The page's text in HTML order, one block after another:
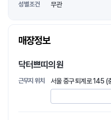
성별조건 무관
매장정보
닥터쁘띠의원
근무지 위치 서울 중구 퇴계로 145 (